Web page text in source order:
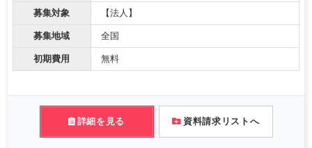
募集対象 【法人】
募集地域 全国
初期費用 無料
詳細を見る 資料請求リストへ